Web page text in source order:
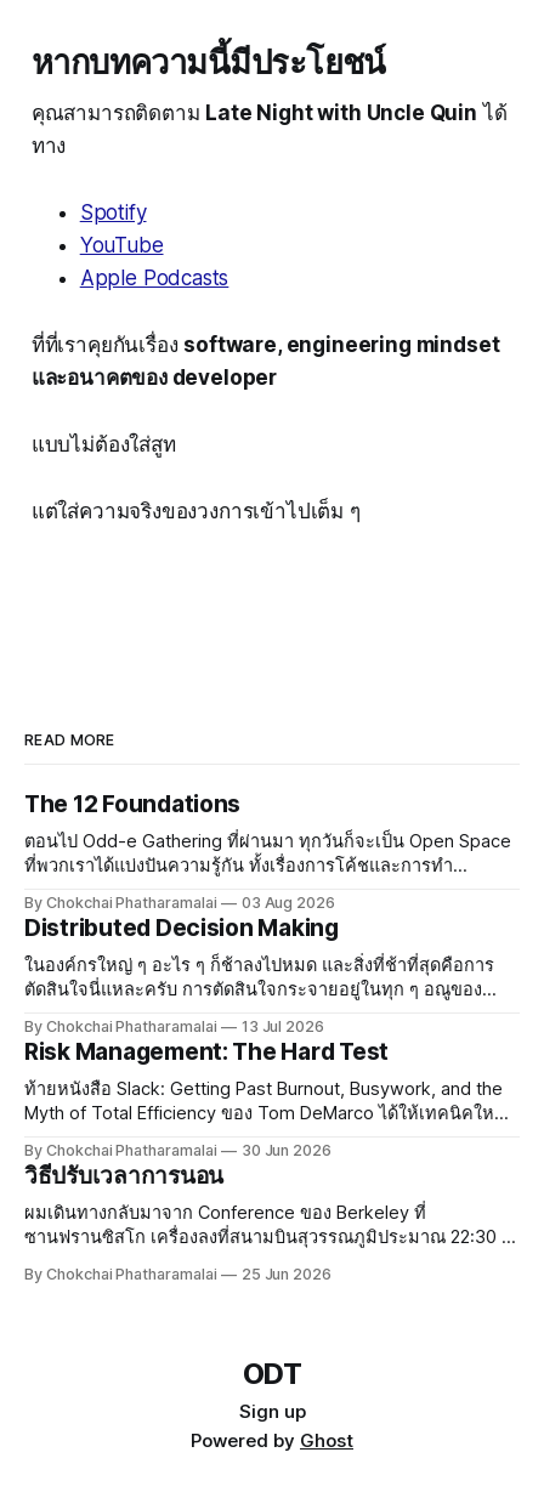
หากบทความนี้มีประโยชน์
คุณสามารถติดตาม Late Night with Uncle Quin ได้
ทาง
Spotify
YouTube
Apple Podcasts
ที่ที่เราคุยกันเรื่อง software, engineering mindset
และอนาคตของ developer
แบบไม่ต้องใส่สูท
แต่ใส่ความจริงของวงการเข้าไปเต็ม ๆ
READ MORE
The 12 Foundations
ตอนไป Odd-e Gathering ที่ผ่านมา ทุกวันก็จะเป็น Open Space
ที่พวกเราได้แบ่งปันความรู้กัน ทั้งเรื่องการโค้ชและการทำ
โรงแรม แล้ว Terry Yin ก็ได้แบ่งปันเรื่อง The 12
By Chokchai Phatharamalai 03 Aug 2026
Distributed Decision Making
ในองค์กรใหญ่ ๆ อะไร ๆ ก็ช้าลงไปหมด และสิ่งที่ช้าที่สุดคือการ
ตัดสินใจนี่แหละครับ การตัดสินใจกระจายอยู่ในทุก ๆ อณูของ
จะกล้าตัดสินใจและกล้าออกความเห็น แต่พอองค์กรใหญ่
By Chokchai Phatharamalai 13 Jul 2026
Risk Management: The Hard Test
ท้ายหนังสือ Slack: Getting Past Burnout, Busywork, and the
Myth of Total Efficiency ของ Tom DeMarco ได้ให้เทคนิคใหม่
ปัจจุบัน งานมีความเสี่ยงกระจายอยู่เต็มไปหมด ซึ่งในความเสี่ยง
นั้น เรามีโอกาสโชคดีและมีโอกาสโชคร้าย การจัดการความเสี่ยง
เป็นสิ
By Chokchai Phatharamalai 30 Jun 2026
วิธีปรับเวลาการนอน
ผมเดินทางกลับมาจาก Conference ของ Berkeley ที่
ซานฟรานซิสโก เครื่องลงที่สนามบินสุวรรณภูมิประมาณ 22:30 น.
เพราะลองซื้อหมอนรองคอจาก Duty Free ที่ซานฟรานซิสโกมา
By Chokchai Phatharamalai 25 Jun 2026
ODT
Sign up
Powered by Ghost